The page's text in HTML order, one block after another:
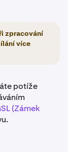
zpracování
více
potíže
(Zámek